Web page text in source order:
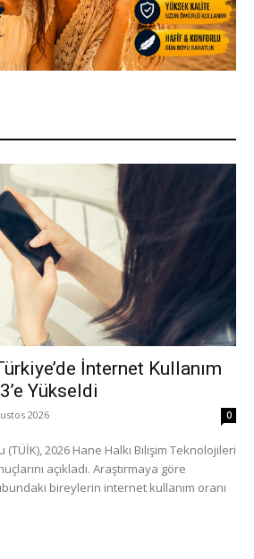
İnternet Kullanım
Yükseldi
2026 0
2026 Hane Halkı Bilişim Teknolojileri
açıkladı. Araştırmaya göre
bireylerin internet kullanım oranı